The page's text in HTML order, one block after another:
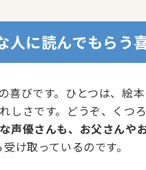
人に読んでもらう
びです。ひとつは、絵
しさです。どうぞ、くつ
声優さんも、お父さんや
け取っているのです。